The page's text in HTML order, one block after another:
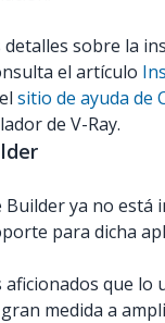
sobre la
el artículo
sitio de ayuda de
de V-Ray.
Builder ya no está
para dicha
aficionados que lo
medida a